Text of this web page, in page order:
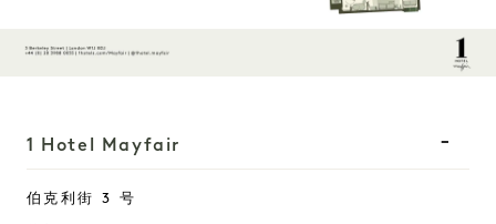
1 Hotel Mayfair
伯克利街 3 号